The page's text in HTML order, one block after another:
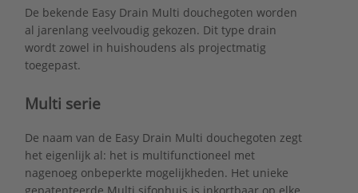
De bekende Easy Drain Multi douchegoten worden
al jarenlang veelvoudig gekozen. Dit type drain
wordt zowel in huishoudens als projectmatig
toegepast.
Multi serie
De naam van de Easy Drain Multi douchegoten zegt
het eigenlijk al: het is multifunctioneel met
nagenoeg onbeperkte mogelijkheden. Het unieke